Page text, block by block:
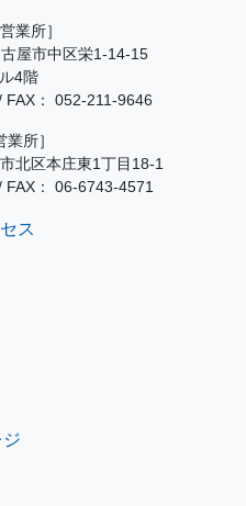
業所］
屋市中区栄1-14-15
4階
FAX： 052-211-9646
業所］
北区本庄東1丁目18-1
FAX： 06-6743-4571
ス